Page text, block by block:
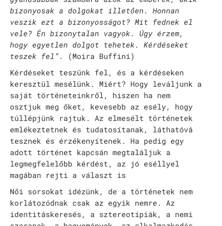
Rókonok
It’s a match
Bíró Zsombor Aurél: Mit csináljak, hogy jobban
Vajon mi marad, ha leesik a hó?
Nemes Nagy Ágnes: Ne csukd be még vagy csukd be
Jennifer Haley: A Menedék
NAPTÁR
ARCHÍV
SAJTÓ
KAPCSOLAT
TÁP ALAPÍTVÁNY
bizonyosak a dolgokat illetően. Honnan
veszik ezt a bizonyosságot? Mit fednek el
vele? Én bizonytalan vagyok. Úgy érzem,
hogy egyetlen dolgot tehetek. Kérdéseket
teszek fel”.
(Moira Buffini)
Kérdéseket teszünk fel, és a kérdéseken
keresztül mesélünk. Miért? Hogy leváljunk a
saját történeteinkről, hiszen ha nem
osztjuk meg őket, kevesebb az esély, hogy
túllépjünk rajtuk. Az elmesélt történetek
emlékeztetnek és tudatosítanak, láthatóvá
tesznek és érzékenyítenek. Ha pedig egy
adott történet kapcsán megtaláljuk a
legmegfelelőbb kérdést, az jó eséllyel
magában rejti a választ is
Női sorsokat idézünk, de a történetek nem
korlátozódnak csak az egyik nemre. Az
identitáskeresés, a sztereotípiák, a nemi